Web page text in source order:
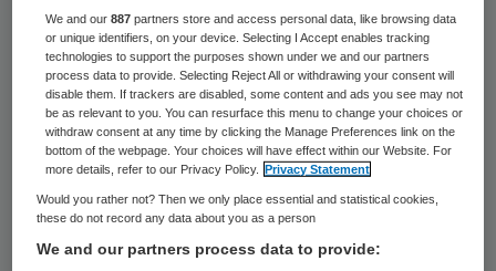
met dit voorstel een veel grondiger
voorbereiding van fusies in de zorg dan tot
nu het geval was.
Fusies beter doordenken
Tot nu toe toetste deNMafusies van
zorginstellingen alleen op mogelijke effecten
We and our887 partners store and access personal data, like browsing data
or unique identifiers, on your device. Selecting I Accept enables tracking
technologies to support the purposes shown under we and our partners
process data to provide. Selecting Reject All or withdrawing your consent will
disable them. If trackers are disabled, some content and ads you see may not
be as relevant to you. You can resurface this menu to change your choices or
withdraw consent at any time by clicking the Manage Preferences link on the
bottom of the webpage. Your choices will have effect within our Website. For
more details, refer to our Privacy Policy.
Privacy Statement
Would you rather not? Then we only place essential and statistical cookies,
these do not record any data about you as a person
We and our partners process data to provide: